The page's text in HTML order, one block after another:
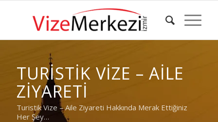
TURISTIK VIZE – AILE
ZIYARETI
Turistik Vize – Aile Ziyareti Hakkında Merak Ettiğiniz
Her Şey…